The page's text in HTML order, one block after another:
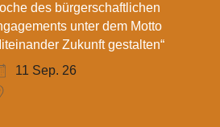
des bürgerschaftlichen
unter dem Motto
Zukunft gestalten“
11 Sep. 26